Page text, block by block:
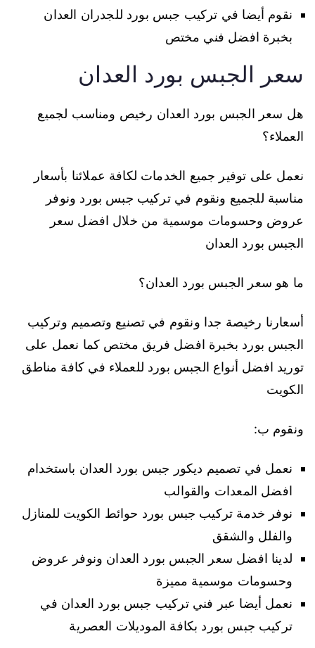
نقوم أيضا في تركيب جبس بورد للجدران العدان
بخبرة افضل فني مختص
سعر الجبس بورد العدان
هل سعر الجبس بورد العدان رخيص ومناسب لجميع
العملاء؟
نعمل على توفير جميع الخدمات لكافة عملائنا بأسعار
مناسبة للجميع ونقوم في تركيب جبس بورد ونوفر
عروض وحسومات موسمية من خلال افضل سعر
الجبس بورد العدان
ما هو سعر الجبس بورد العدان؟
أسعارنا رخيصة جدا ونقوم في تصنيع وتصميم وتركيب
الجبس بورد بخبرة افضل فريق مختص كما نعمل على
توريد افضل أنواع الجبس بورد للعملاء في كافة مناطق
الكويت
ونقوم ب:
نعمل في تصميم ديكور جبس بورد العدان باستخدام
افضل المعدات والقوالب
نوفر خدمة تركيب جبس بورد حوائط الكويت للمنازل
والفلل والشقق
لدينا افضل سعر الجبس بورد العدان ونوفر عروض
وحسومات موسمية مميزة
نعمل أيضا عبر فني تركيب جبس بورد العدان في
تركيب جبس بورد بكافة الموديلات العصرية